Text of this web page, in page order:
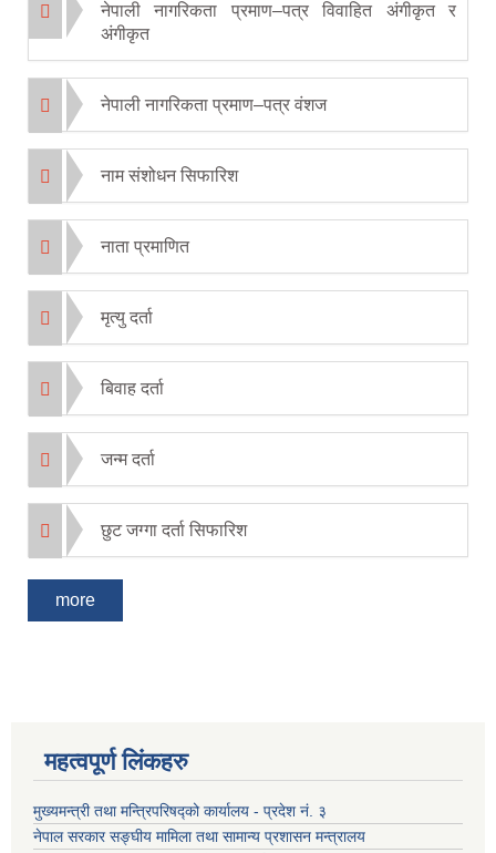
नेपाली नागरिकता प्रमाण–पत्र विवाहित अंगीकृत र
अंगीकृत
नेपाली नागरिकता प्रमाण–पत्र वंशज
नाम संशोधन सिफारिश
नाता प्रमाणित
मृत्यु दर्ता
बिवाह दर्ता
जन्म दर्ता
छुट जग्गा दर्ता सिफारिश
more
महत्वपूर्ण लिंकहरु
मुख्यमन्त्री तथा मन्त्रिपरिषद्को कार्यालय - प्रदेश नं. ३
नेपाल सरकार सङ्घीय मामिला तथा सामान्य प्रशासन मन्त्रालय